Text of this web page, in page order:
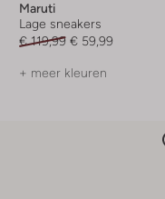
Maruti
Lage sneakers
€ 119,99 € 59,99
+ meer kleuren